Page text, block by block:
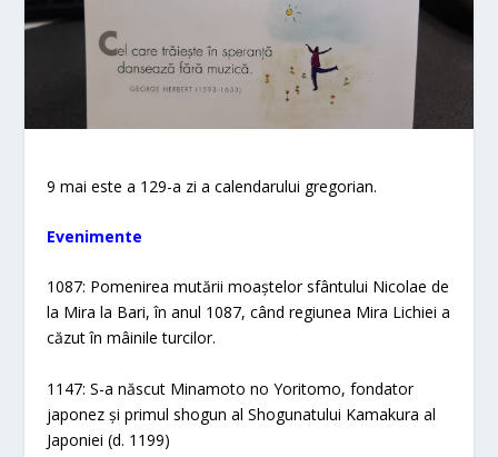
9 mai este a 129-a zi a calendarului gregorian.
Evenimente
1087: Pomenirea mutării moaștelor sfântului Nicolae de
la Mira la Bari, în anul 1087, când regiunea Mira Lichiei a
căzut în mâinile turcilor.
1147: S-a născut Minamoto no Yoritomo, fondator
japonez și primul shogun al Shogunatului Kamakura al
Japoniei (d. 1199)